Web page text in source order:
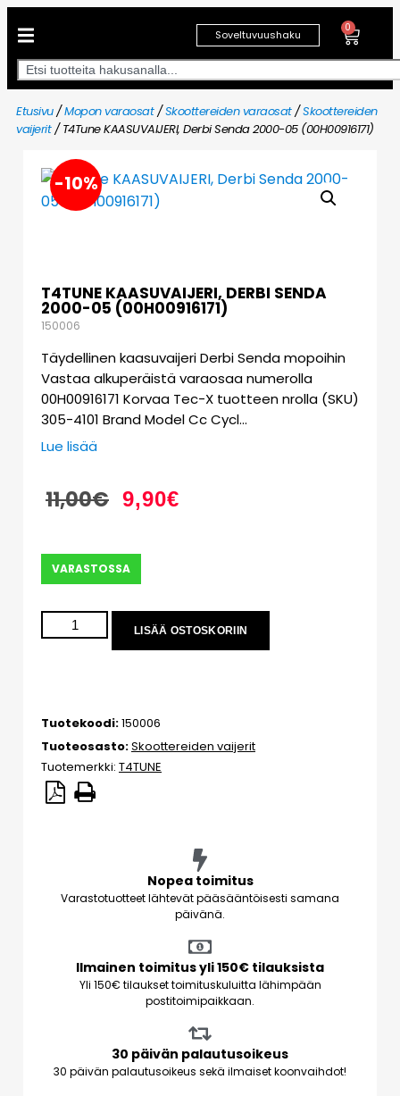
Soveltuvuushaku
0
Etusivu/Mopon varaosat/Skoottereiden varaosat/Skoottereiden
vaijerit/ T4Tune KAASUVAIJERI, Derbi Senda 2000-05 (00H00916171)
-10%
T4TUNE KAASUVAIJERI, DERBI SENDA
2000-05 (00H00916171)
150006
Täydellinen kaasuvaijeri Derbi Senda mopoihin
Vastaa alkuperäistä varaosaa numerolla
00H00916171 Korvaa Tec-X tuotteen nrolla (SKU)
305-4101 Brand Model Cc Cycl…
Lue lisää
11,00€ 9,90€
VARASTOSSA
LISÄÄ OSTOSKORIIN
Tuotekoodi:150006
Tuoteosasto:Skoottereiden vaijerit
Tuotemerkki: T4TUNE
Nopea toimitus
Varastotuotteet lähtevät pääsääntöisesti samana
päivänä.
Ilmainen toimitus yli 150€ tilauksista
Yli 150€ tilaukset toimituskuluitta lähimpään
postitoimipaikkaan.
30 päivän palautusoikeus
30 päivän palautusoikeus sekä ilmaiset koonvaihdot!